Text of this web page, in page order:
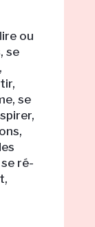
ou
se
se
ré-